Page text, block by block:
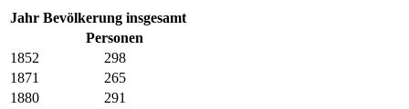
Jahr Bevölkerung insgesamt
Personen
1852
298
1871
265
1880
291